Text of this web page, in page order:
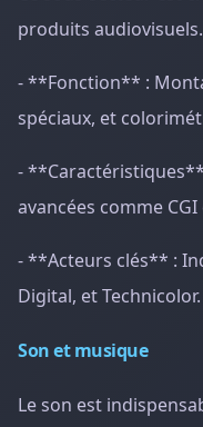
produits audiovisuels.
- **Fonction** :
spéciaux, et
-
avancées comme
- **Acteurs clés** :
Digital, et Technicolor.
Son et musique
Le son est